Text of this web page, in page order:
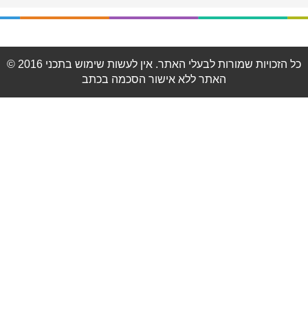
© 2016 כל הזכויות שמורות לבעלי האתר. אין לעשות שימוש בתכני
האתר ללא אישור הסכמה בכתב